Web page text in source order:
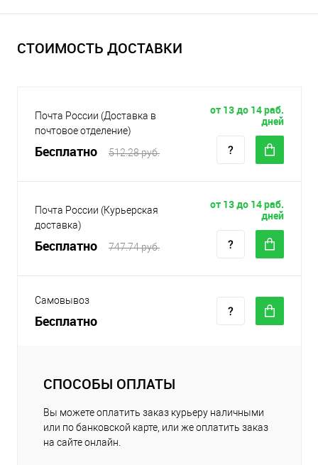
СТОИМОСТЬ ДОСТАВКИ
Почта России (Доставка в
почтовое отделение)
Бесплатно 512.28 руб.
от 13 до 14 раб.
дней
Почта России (Курьерская
доставка)
Бесплатно 747.74 руб.
от 13 до 14 раб.
дней
Самовывоз
Бесплатно
СПОСОБЫ ОПЛАТЫ
Вы можете оплатить заказ курьеру наличными
или по банковской карте, или же оплатить заказ
на сайте онлайн.